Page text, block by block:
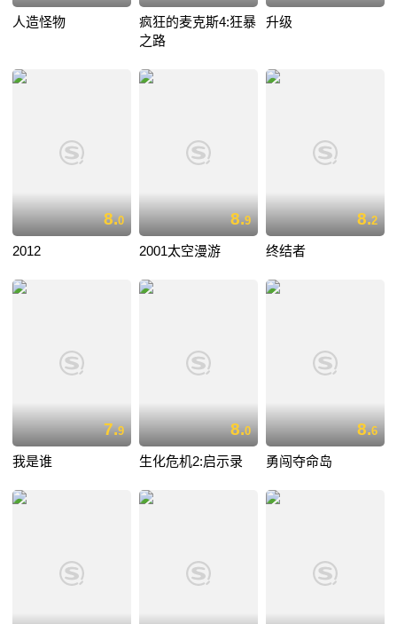
人造怪物
疯狂的麦克斯4:狂暴
之路
升级
8.0
2012
8.9
2001太空漫游
8.2
终结者
7.9
我是谁
8.0
生化危机2:启示录
8.6
勇闯夺命岛